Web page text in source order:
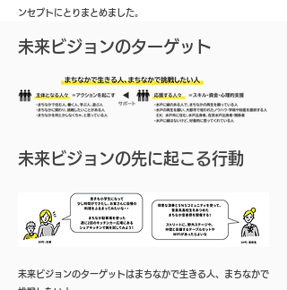
ンセプトにとりまとめました。
​未来ビジョンのターゲット
未来ビジョンの先に起こる行動
​未来ビジョンのターゲットはまちなかで生きる人、まちなかで